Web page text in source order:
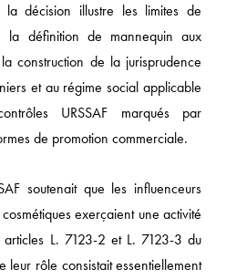
décision illustre les limites de
la définition de mannequin aux
construction de la jurisprudence
et au régime social applicable
URSSAF marqués par
de promotion commerciale.
soutenait que les influenceurs
exerçaient une activité
L. 7123-2 et L. 7123-3 du
leur rôle consistait essentiellement